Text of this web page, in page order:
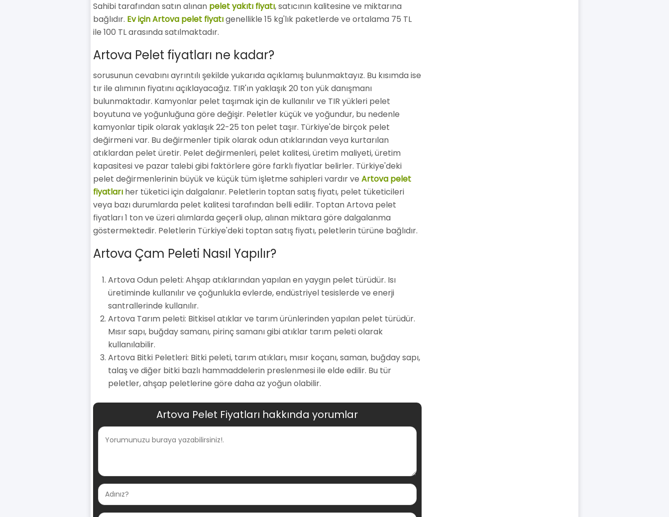
Sahibi tarafından satın alınan pelet yakıtı fiyatı, satıcının kalitesine ve miktarına
bağlıdır. Ev için Artova pelet fiyatıgenellikle 15 kg'lık paketlerde ve ortalama 75 TL
ile 100 TL arasında satılmaktadır.
Artova Pelet fiyatları ne kadar?
sorusunun cevabını ayrıntılı şekilde yukarıda açıklamış bulunmaktayız. Bu kısımda ise
tır ile alımının fiyatını açıklayacağız. TIR'ın yaklaşık 20 ton yük danışmanı
bulunmaktadır. Kamyonlar pelet taşımak için de kullanılır ve TIR yükleri pelet
boyutuna ve yoğunluğuna göre değişir. Peletler küçük ve yoğundur, bu nedenle
kamyonlar tipik olarak yaklaşık 22-25 ton pelet taşır. Türkiye'de birçok pelet
değirmeni var. Bu değirmenler tipik olarak odun atıklarından veya kurtarılan
atıklardan pelet üretir. Pelet değirmenleri, pelet kalitesi, üretim maliyeti, üretim
kapasitesi ve pazar talebi gibi faktörlere göre farklı fiyatlar belirler. Türkiye'deki
pelet değirmenlerinin büyük ve küçük tüm işletme sahipleri vardır ve Artova pelet
fiyatlarıher tüketici için dalgalanır. Peletlerin toptan satış fiyatı, pelet tüketicileri
veya bazı durumlarda pelet kalitesi tarafından belli edilir. Toptan Artova pelet
fiyatları 1 ton ve üzeri alımlarda geçerli olup, alınan miktara göre dalgalanma
göstermektedir. Peletlerin Türkiye'deki toptan satış fiyatı, peletlerin türüne bağlıdır.
Artova Çam Peleti Nasıl Yapılır?
Artova Odun peleti: Ahşap atıklarından yapılan en yaygın pelet türüdür. Isı
üretiminde kullanılır ve çoğunlukla evlerde, endüstriyel tesislerde ve enerji
santrallerinde kullanılır.
Artova Tarım peleti: Bitkisel atıklar ve tarım ürünlerinden yapılan pelet türüdür.
Mısır sapı, buğday samanı, pirinç samanı gibi atıklar tarım peleti olarak
kullanılabilir.
Artova Bitki Peletleri: Bitki peleti, tarım atıkları, mısır koçanı, saman, buğday sapı,
talaş ve diğer bitki bazlı hammaddelerin preslenmesi ile elde edilir. Bu tür
peletler, ahşap peletlerine göre daha az yoğun olabilir.
Artova Pelet Fiyatları hakkında yorumlar